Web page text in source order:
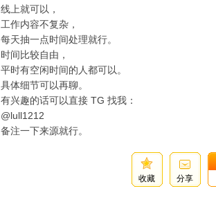
线上就可以，
工作内容不复杂，
每天抽一点时间处理就行。
时间比较自由，
平时有空闲时间的人都可以。
具体细节可以再聊。
有兴趣的话可以直接 TG 找我：
@lull1212
备注一下来源就行。
收藏 分享